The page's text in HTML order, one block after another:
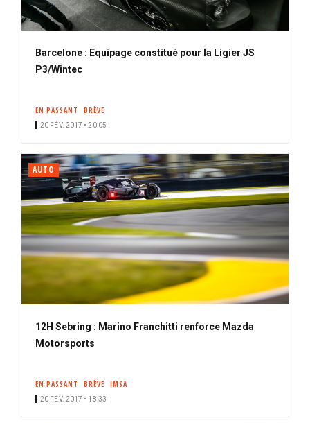
Barcelone : Equipage constitué pour la Ligier JS
P3/Wintec
EN PASSANT BRÈVE
20 FÉV. 2017 • 20:05
AUTO
12H Sebring : Marino Franchitti renforce Mazda
Motorsports
EN PASSANT BRÈVE IMSA
20 FÉV. 2017 • 18:33